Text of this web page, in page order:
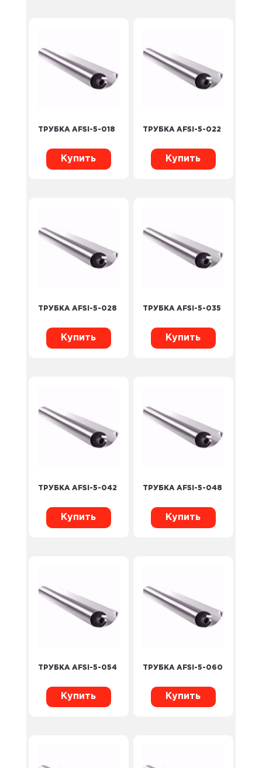
ТРУБКА AFSI-5-018
Купить
ТРУБКА AFSI-5-022
Купить
ТРУБКА AFSI-5-028
Купить
ТРУБКА AFSI-5-035
Купить
ТРУБКА AFSI-5-042
Купить
ТРУБКА AFSI-5-048
Купить
ТРУБКА AFSI-5-054
Купить
ТРУБКА AFSI-5-060
Купить